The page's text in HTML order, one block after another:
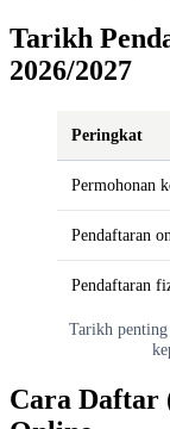
Tarikh
2026/2027
Peringkat
Permohonan
Pendaftaran
Pendaftaran
Tarikh
Cara